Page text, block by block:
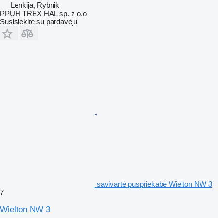
Lenkija, Rybnik
PPUH TREX HAL sp. z o.o
Susisiekite su pardavėju
savivartė puspriekabė Wielton NW 3
7
Wielton NW 3